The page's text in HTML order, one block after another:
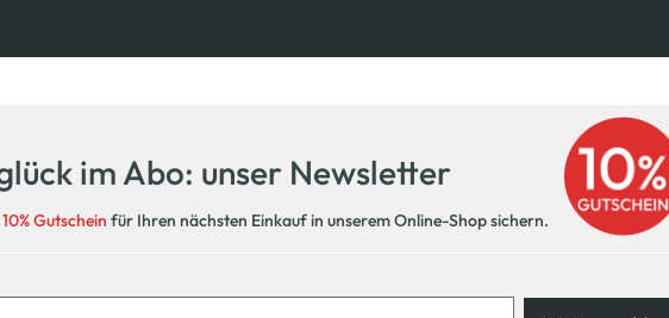
im Abo: unser Newsletter
10% Gutschein für Ihren nächsten Einkauf in unserem Online-Shop sichern.